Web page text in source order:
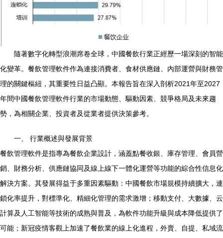
隨著數字化轉型浪潮席卷全球，中國餐飲行業正經歷一場深刻的智能
化變革。餐飲管理軟件作為連接消費者、食材供應鏈、內部運營與財務管
理的關鍵樞紐，其重要性日益凸顯。本報告旨在深入剖析2021年至2027
年間中國餐飲管理軟件行業的市場動態、驅動因素、競爭格局及未來趨
勢，為相關企業、投資者及從業者提供決策參考。
一、 行業概述與發展背景
餐飲管理軟件是指專為餐飲企業設計，涵蓋點餐收銀、庫存管理、會員營
銷、財務分析、供應鏈協同及線上線下一體化運營等功能的綜合性信息化
解決方案。其發展得益于多重因素驅動：中國餐飲市場規模持續擴大，連
鎖化率提升，對標準化、精細化管理的需求激增；移動支付、大數據、云
計算及人工智能等技術的成熟與普及，為軟件功能升級與成本降低提供了
可能；新冠疫情客觀上加速了餐飲業的線上化進程，外賣、自提、私域流